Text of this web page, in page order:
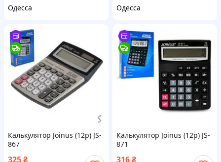
Одесса
Одесса
Калькулятор Joinus (12р) JS-
867
325₴
Калькулятор Joinus (12р) JS-
871
316₴